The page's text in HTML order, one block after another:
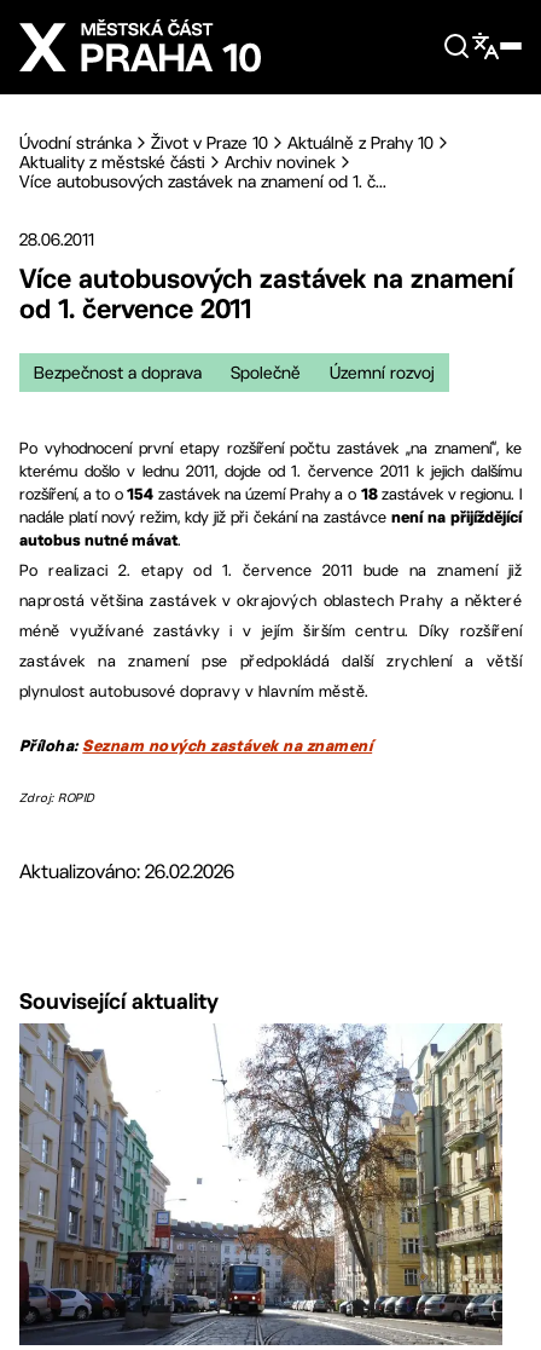
Přejít na hlavní obsah
Úvodní stránka Život v Praze 10
Aktuálně z Prahy 10
Aktuality z městské části
Archiv novinek
Více autobusových zastávek na znamení od 1. č...
28.06.2011
Více autobusových zastávek na znamení
od 1. července 2011
Bezpečnost a doprava Společně Územní rozvoj
Po vyhodnocení první etapy rozšíření počtu zastávek „na znamení“, ke
kterému došlo v lednu 2011, dojde od 1. července 2011 k jejich dalšímu
rozšíření, a to o154 zastávek na území Prahy a o 18zastávek v regionu. I
nadále platí nový režim, kdy již při čekání na zastávce není na přijíždějící
autobus nutné mávat.
Po realizaci 2. etapy od 1. července 2011 bude na znamení již
naprostá většina zastávek v okrajových oblastech Prahy a některé
méně využívané zastávky i v jejím širším centru. Díky rozšíření
zastávek na znamení pse předpokládá další zrychlení a větší
plynulost autobusové dopravy v hlavním městě.
Příloha: Seznam nových zastávek na znamení
Zdroj: ROPID
Aktualizováno: 26.02.2026
Související aktuality